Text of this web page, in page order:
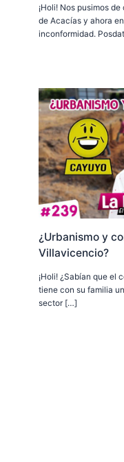
¡Holi! Nos pusimos
de Acacías y ahora
inconformidad.
¿Urbanismo y
Villavicencio?
¡Holi! ¿Sabían que el
tiene con su familia
sector […]